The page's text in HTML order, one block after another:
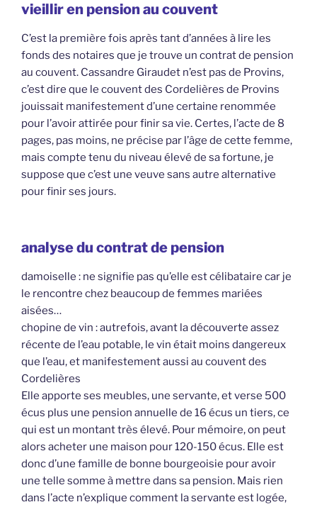
vieillir en pension au couvent
C’est la première fois après tant d’années à lire les
fonds des notaires que je trouve un contrat de pension
au couvent. Cassandre Giraudet n’est pas de Provins,
c’est dire que le couvent des Cordelières de Provins
jouissait manifestement d’une certaine renommée
pour l’avoir attirée pour finir sa vie. Certes, l’acte de 8
pages, pas moins, ne précise par l’âge de cette femme,
mais compte tenu du niveau élevé de sa fortune, je
suppose que c’est une veuve sans autre alternative
pour finir ses jours.
analyse du contrat de pension
damoiselle : ne signifie pas qu’elle est célibataire car je
le rencontre chez beaucoup de femmes mariées
aisées…
chopine de vin : autrefois, avant la découverte assez
récente de l’eau potable, le vin était moins dangereux
que l’eau, et manifestement aussi au couvent des
Cordelières
Elle apporte ses meubles, une servante, et verse 500
écus plus une pension annuelle de 16 écus un tiers, ce
qui est un montant très élevé. Pour mémoire, on peut
alors acheter une maison pour 120-150 écus. Elle est
donc d’une famille de bonne bourgeoisie pour avoir
une telle somme à mettre dans sa pension. Mais rien
dans l’acte n’explique comment la servante est logée,